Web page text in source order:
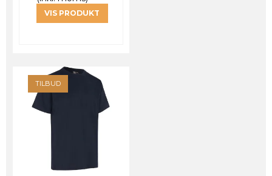
VIS PRODUKT
TILBUD